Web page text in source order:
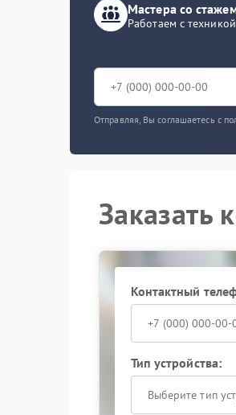
Мастера со
Работаем с
Отправляя, Вы соглашаетесь с
Заказать
Контактный
Тип устройства:
Выберите тип